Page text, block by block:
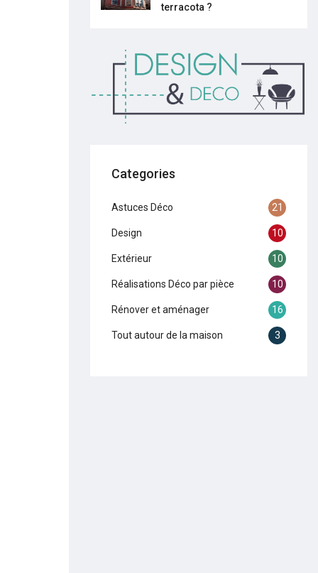
terracota ?
Categories
Astuces Déco 21
Design 10
Extérieur 10
Réalisations Déco par pièce 10
Rénover et aménager 16
Tout autour de la maison 3